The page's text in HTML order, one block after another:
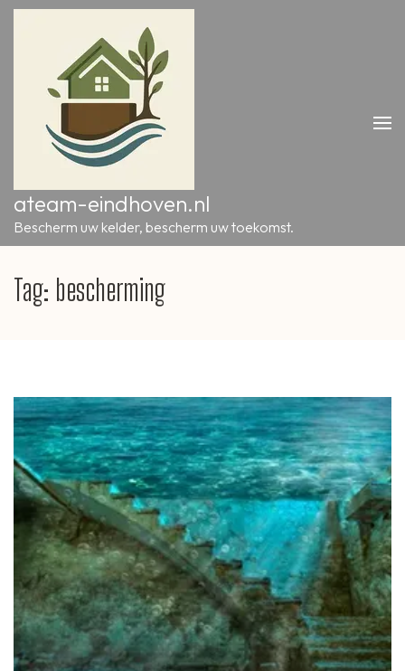
Ga
ateam-eindhoven.nl
Bescherm uw kelder, bescherm uw toekomst.
Tag: bescherming